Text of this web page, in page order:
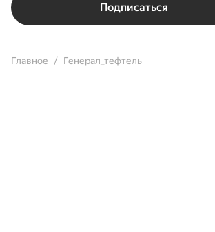
Подписаться
Главное Генерал_тефтель